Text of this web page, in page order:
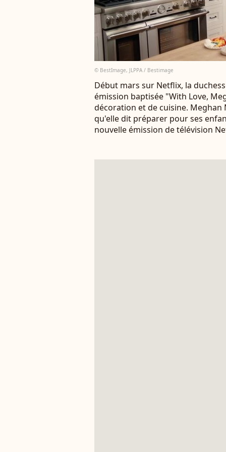
© BestImage, JLPPA / Bestimage
Début mars sur Netflix, la
émission baptisée "With Love,
décoration et de cuisine.
qu'elle dit préparer pour ses
nouvelle émission de télévision